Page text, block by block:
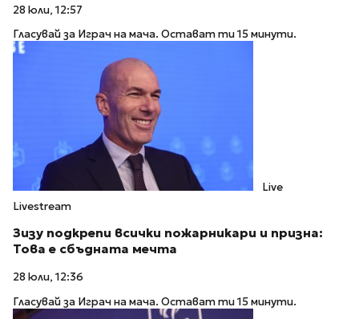
28 юли, 12:57
Гласувай за Играч на мача. Остават ти 15 минути.
Live
Livestream
Зизу подкрепи всички пожарникари и призна:
Това е сбъдната мечта
28 юли, 12:36
Гласувай за Играч на мача. Остават ти 15 минути.